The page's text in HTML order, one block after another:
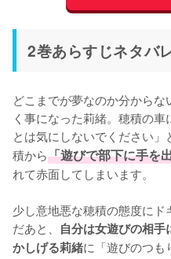
2巻あらすじネタバ
どこまでが夢なのか分から
く事になった莉緒。穂積の
とは気にしないでください
積から「遊びで部下に手を
れて赤面してしまいます。
少し意地悪な穂積の態度に
だあと、 自分は女遊びの相
かしげる莉緒に「遊びのつも